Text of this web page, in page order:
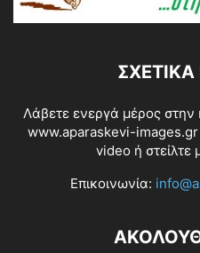
Λάβετε ενεργά μέρος
www.aparaskevi-
video ή
Επικοινωνία: